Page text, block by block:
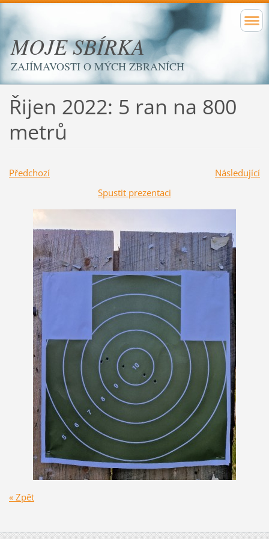
MOJE SBÍRKA
ZAJÍMAVOSTI O MÝCH ZBRANÍCH
Řijen 2022: 5 ran na 800
metrů
Předchozí
Následující
Spustit prezentaci
« Zpět